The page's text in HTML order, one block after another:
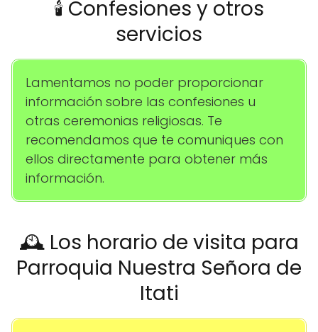
🕯️ Confesiones y otros
servicios
Lamentamos no poder proporcionar
información sobre las confesiones u
otras ceremonias religiosas. Te
recomendamos que te comuniques con
ellos directamente para obtener más
información.
🕰️ Los horario de visita para
Parroquia Nuestra Señora de
Itati